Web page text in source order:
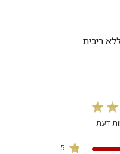
5